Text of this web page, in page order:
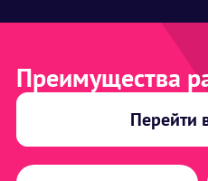
Преимущества
Перейти